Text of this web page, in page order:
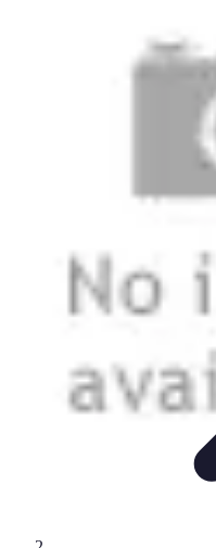
Jardinage Potager
Conseils de Jardinage